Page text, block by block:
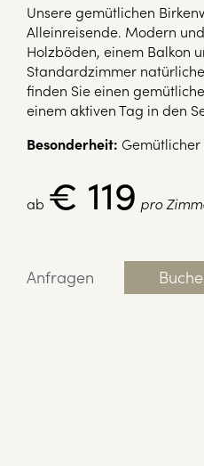
Unsere gemütlichen
Alleinreisende. Modern
Holzböden, einem Balkon
Standardzimmer
finden Sie einen
einem aktiven Tag in den
Besonderheit: Gemütlicher
ab € 119 pro
Anfragen